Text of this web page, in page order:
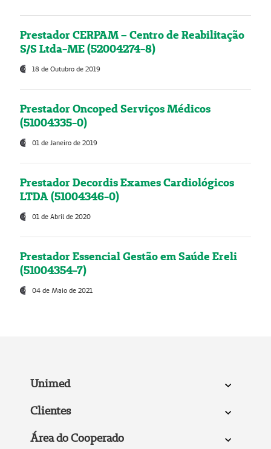
Prestador CERPAM – Centro de Reabilitação
S/S Ltda-ME (52004274-8)
18 de Outubro de 2019
Prestador Oncoped Serviços Médicos
(51004335-0)
01 de Janeiro de 2019
Prestador Decordis Exames Cardiológicos
LTDA (51004346-0)
01 de Abril de 2020
Prestador Essencial Gestão em Saúde Ereli
(51004354-7)
04 de Maio de 2021
Unimed
Clientes
Área do Cooperado